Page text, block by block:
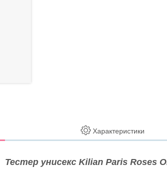
Характеристики
Тестер унисекс Kilian Paris Roses